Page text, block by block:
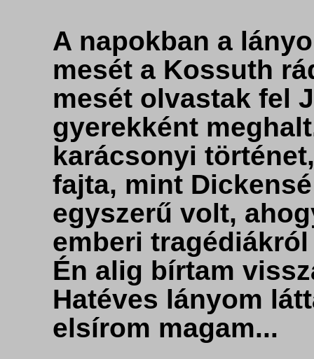
A napokban a
mesét a Kossuth
mesét olvastak fel
gyerekként
karácsonyi
fajta, mint
egyszerű volt,
emberi
Én alig bírtam
Hatéves lányom
elsírom magam...